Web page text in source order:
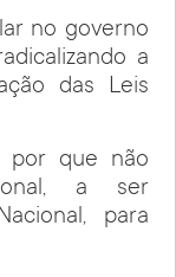
no governo
a
das Leis
por que não
a ser
para